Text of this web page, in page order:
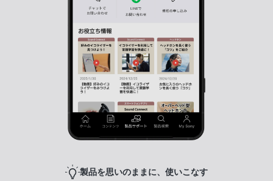
製品を思いのままに、使いこなす